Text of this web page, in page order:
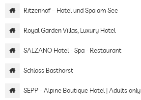
Ritzenhof – Hotel und Spa am See
Royal Garden Villas, Luxury Hotel
SALZANO Hotel - Spa - Restaurant
Schloss Basthorst
SEPP - Alpine Boutique Hotel | Adults only